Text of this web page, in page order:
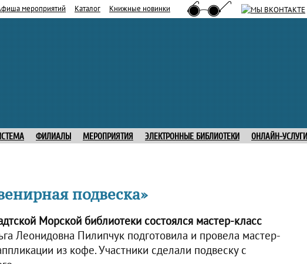
мероприятий Каталог Книжные новинки
ФИЛИАЛЫ МЕРОПРИЯТИЯ ЭЛЕКТРОННЫЕ БИБЛИОТЕКИ ОНЛАЙН-УСЛУГИ
подвеска»
Морской библиотеки состоялся мастер-класс
Леонидовна Пилипчук подготовила и провела мастер-
из кофе. Участники сделали подвеску с